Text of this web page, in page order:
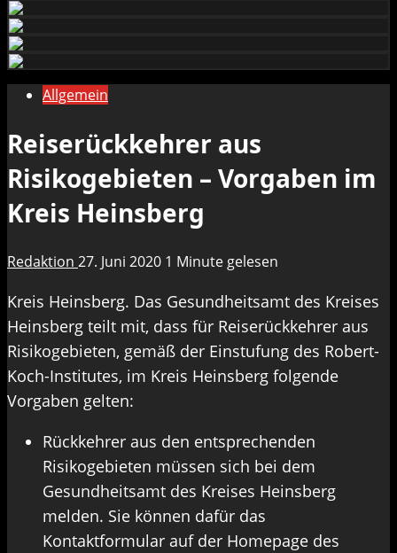
Allgemein
Reiserückkehrer aus
Risikogebieten – Vorgaben im
Kreis Heinsberg
Redaktion 27. Juni 2020 1 Minute gelesen
Kreis Heinsberg. Das Gesundheitsamt des Kreises
Heinsberg teilt mit, dass für Reiserückkehrer aus
Risikogebieten, gemäß der Einstufung des Robert-
Koch-Institutes, im Kreis Heinsberg folgende
Vorgaben gelten:
Rückkehrer aus den entsprechenden
Risikogebieten müssen sich bei dem
Gesundheitsamt des Kreises Heinsberg
melden. Sie können dafür das
Kontaktformular auf der Homepage des